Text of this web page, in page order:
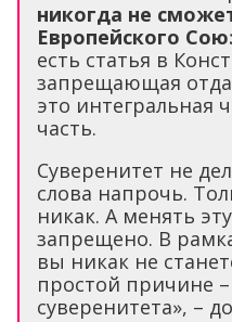
никогда не
Европейского
есть статья в
запрещающая
это интегральная
часть.
Суверенитет не
слова напрочь.
никак. А менять
запрещено. В
вы никак не
простой причине
суверенитета», –